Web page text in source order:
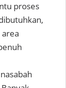
proses